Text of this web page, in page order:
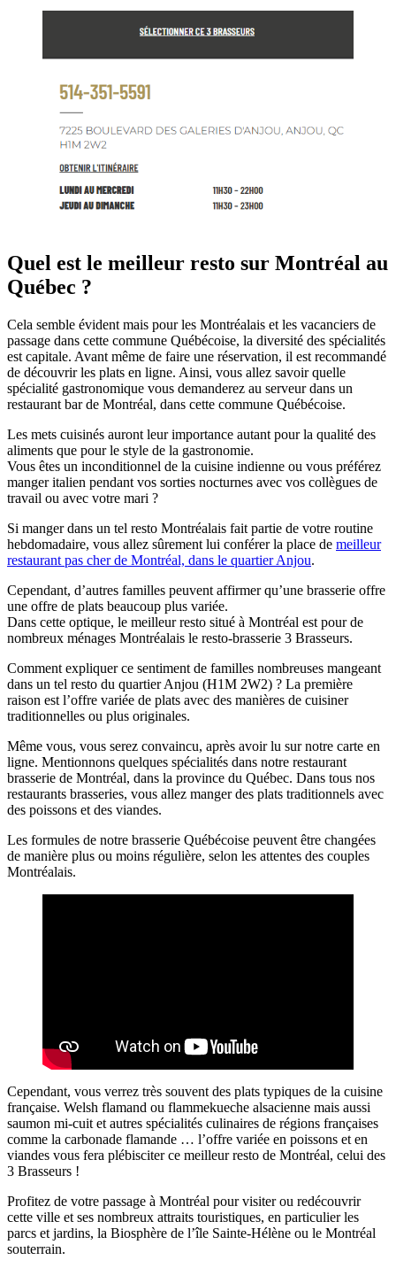
Quel est le meilleur resto sur Montréal au
Québec ?
Cela semble évident mais pour les Montréalais et les vacanciers de
passage dans cette commune Québécoise, la diversité des spécialités
est capitale. Avant même de faire une réservation, il est recommandé
de découvrir les plats en ligne. Ainsi, vous allez savoir quelle
spécialité gastronomique vous demanderez au serveur dans un
restaurant bar de Montréal, dans cette commune Québécoise.
Les mets cuisinés auront leur importance autant pour la qualité des
aliments que pour le style de la gastronomie.
Vous êtes un inconditionnel de la cuisine indienne ou vous préférez
manger italien pendant vos sorties nocturnes avec vos collègues de
travail ou avec votre mari ?
Si manger dans un tel resto Montréalais fait partie de votre routine
hebdomadaire, vous allez sûrement lui conférer la place de meilleur
restaurant pas cher de Montréal, dans le quartier Anjou.
Cependant, d’autres familles peuvent affirmer qu’une brasserie offre
une offre de plats beaucoup plus variée.
Dans cette optique, le meilleur resto situé à Montréal est pour de
nombreux ménages Montréalais le resto-brasserie 3 Brasseurs.
Comment expliquer ce sentiment de familles nombreuses mangeant
dans un tel resto du quartier Anjou (H1M 2W2) ? La première
raison est l’offre variée de plats avec des manières de cuisiner
traditionnelles ou plus originales.
Même vous, vous serez convaincu, après avoir lu sur notre carte en
ligne. Mentionnons quelques spécialités dans notre restaurant
brasserie de Montréal, dans la province du Québec. Dans tous nos
restaurants brasseries, vous allez manger des plats traditionnels avec
des poissons et des viandes.
Les formules de notre brasserie Québécoise peuvent être changées
de manière plus ou moins régulière, selon les attentes des couples
Montréalais.
Cependant, vous verrez très souvent des plats typiques de la cuisine
française. Welsh flamand ou flammekueche alsacienne mais aussi
saumon mi-cuit et autres spécialités culinaires de régions françaises
comme la carbonade flamande … l’offre variée en poissons et en
viandes vous fera plébisciter ce meilleur resto de Montréal, celui des
3 Brasseurs !
Profitez de votre passage à Montréal pour visiter ou redécouvrir
cette ville et ses nombreux attraits touristiques, en particulier les
parcs et jardins, la Biosphère de l’île Sainte-Hélène ou le Montréal
souterrain.